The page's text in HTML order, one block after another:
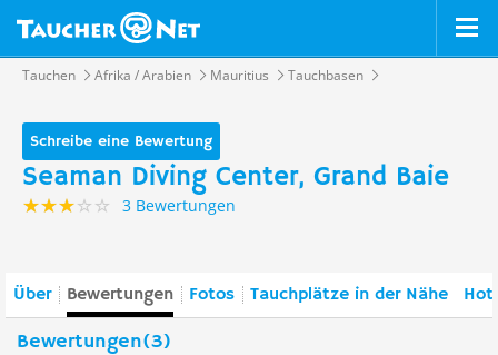
Tauchen Afrika / Arabien Mauritius Tauchbasen
Schreibe eine Bewertung
Seaman Diving Center, Grand Baie
3 Bewertungen
Über Bewertungen Fotos Tauchplätze in der Nähe
Bewertungen(3)